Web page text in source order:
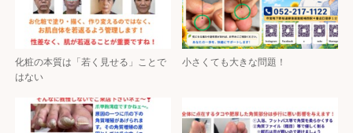
化粧の本質は「若く見せる」ことで
はない
小さくても大きな問題！